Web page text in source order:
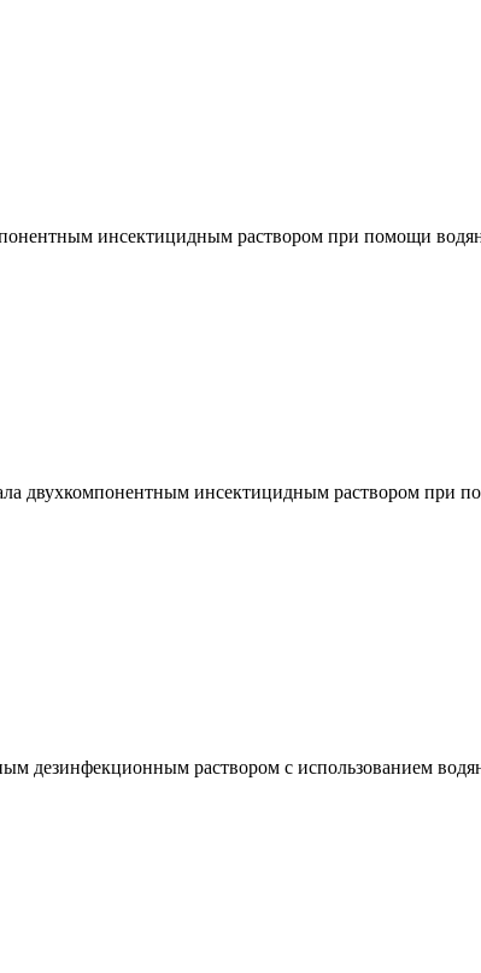
инсектицидным раствором при помощи
двухкомпонентным инсектицидным раствором при
дезинфекционным раствором с использованием